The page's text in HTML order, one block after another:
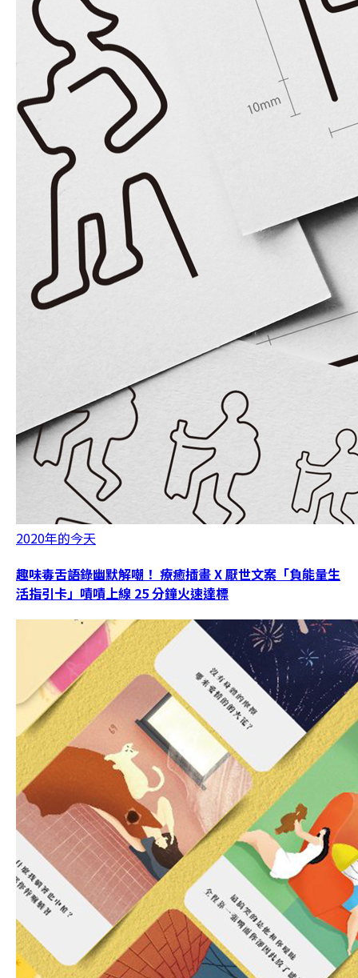
2020年的今天
趣味毒舌語錄幽默解嘲！ 療癒插畫 X 厭世文案「負能量生
活指引卡」嘖嘖上線 25 分鐘火速達標